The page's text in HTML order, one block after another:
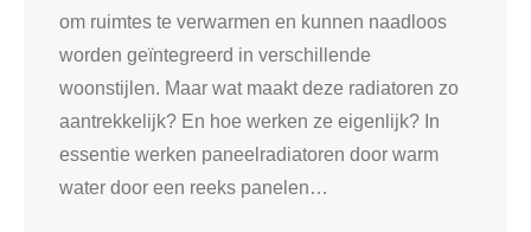
om ruimtes te verwarmen en kunnen naadloos
worden geïntegreerd in verschillende
woonstijlen. Maar wat maakt deze radiatoren zo
aantrekkelijk? En hoe werken ze eigenlijk? In
essentie werken paneelradiatoren door warm
water door een reeks panelen…